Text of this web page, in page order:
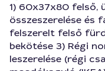
1) 60x37x80 felső,
összeszerelése és
felszerelt felső
bekötése 3) Régi
leszerelése (régi